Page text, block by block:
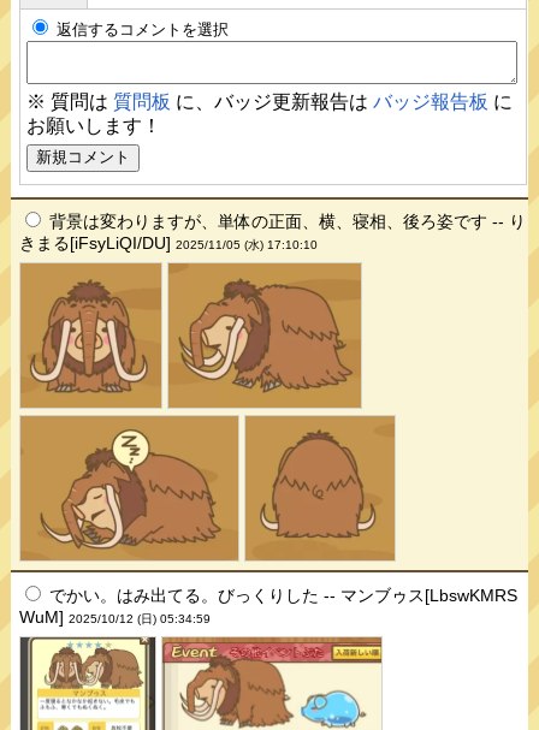
返信するコメントを選択
※ 質問は 質問板 に、バッジ更新報告はバッジ報告板 に
お願いします！
背景は変わりますが、単体の正面、横、寝相、後ろ姿です -- り
きまる[iFsyLiQI/DU]2025/11/05 (水) 17:10:10
でかい。はみ出てる。びっくりした -- マンブゥス[LbswKMRS
WuM]2025/10/12 (日) 05:34:59